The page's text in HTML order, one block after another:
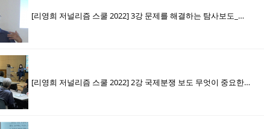
[리영희 저널리즘 스쿨 2022] 3강 문제를 해결하는 탐사보도_박상규
[리영희 저널리즘 스쿨 2022] 2강 국제분쟁 보도 무엇이 중요한가_김영미